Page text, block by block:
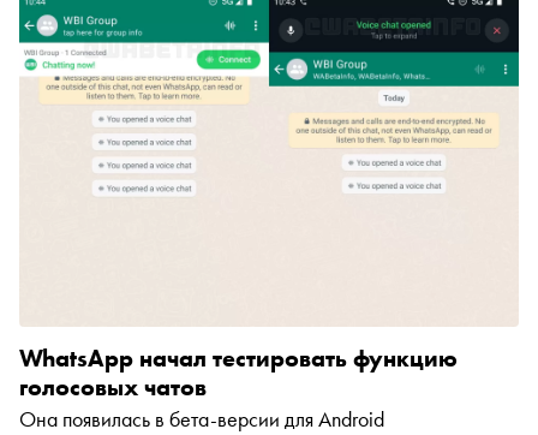
WhatsApp начал тестировать функцию
голосовых чатов
Она появилась в бета-версии для Android